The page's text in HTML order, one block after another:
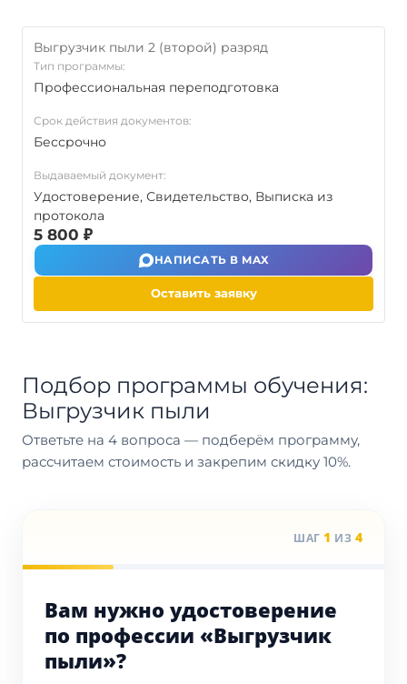
Выгрузчик пыли 2 (второй) разряд
Тип программы:
Профессиональная переподготовка
Срок действия документов:
Бессрочно
Выдаваемый документ:
Удостоверение, Свидетельство, Выписка из
протокола
5 800 ₽
НАПИСАТЬ В MAX
Оставить заявку
Подбор программы обучения:
Выгрузчик пыли
Ответьте на 4 вопроса — подберём программу,
рассчитаем стоимость и закрепим скидку 10%.
ШАГ 1 ИЗ 4
Вам нужно удостоверение
по профессии «Выгрузчик
пыли»?